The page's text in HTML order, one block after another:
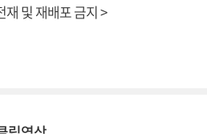
및 재배포 금지 >